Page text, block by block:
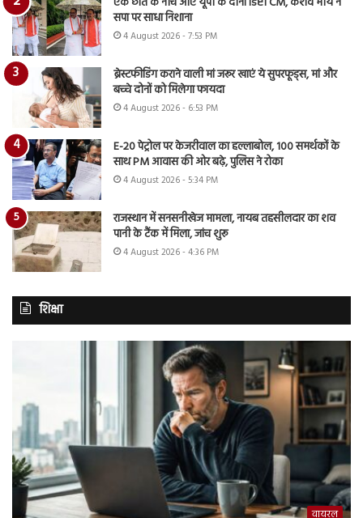
सपा पर साधा निशाना
4 August 2026 - 7:53 PM
ब्रेस्टफीडिंग कराने वाली मां जरूर खाएं ये सुपरफूड्स, मां और
बच्चे दोनों को मिलेगा फायदा
4 August 2026 - 6:53 PM
E-20 पेट्रोल पर केजरीवाल का हल्लाबोल, 100 समर्थकों के
साथ PM आवास की ओर बढ़े, पुलिस ने रोका
4 August 2026 - 5:34 PM
राजस्थान में सनसनीखेज मामला, नायब तहसीलदार का शव
पानी के टैंक में मिला, जांच शुरू
4 August 2026 - 4:36 PM
शिक्षा